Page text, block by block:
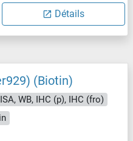
Détails
(Biotin)
WB, IHC (p), IHC (fro)